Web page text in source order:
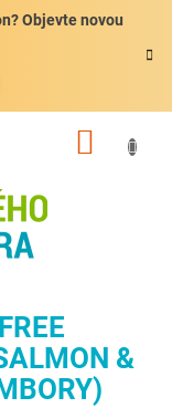
Objevte novou
&